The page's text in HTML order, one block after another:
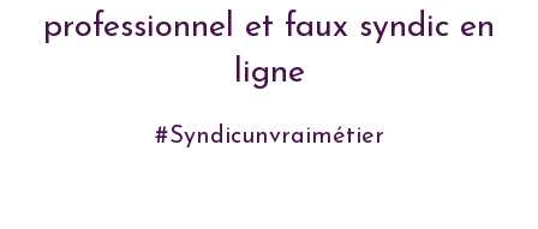
professionnel et faux syndic en
ligne
#Syndicunvraimétier